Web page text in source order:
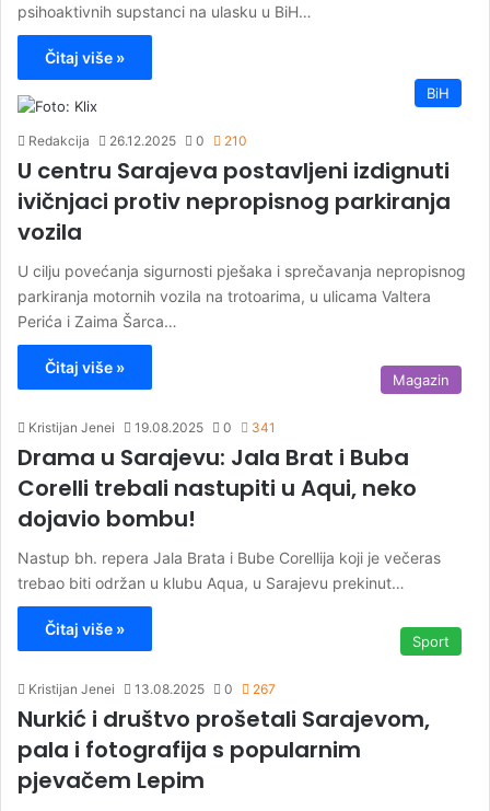
psihoaktivnih supstanci na ulasku u BiH…
Čitaj više »
BiH
Redakcija 26.12.2025 0 210
U centru Sarajeva postavljeni izdignuti
ivičnjaci protiv nepropisnog parkiranja
vozila
U cilju povećanja sigurnosti pješaka i sprečavanja nepropisnog
parkiranja motornih vozila na trotoarima, u ulicama Valtera
Perića i Zaima Šarca…
Čitaj više »
Magazin
Kristijan Jenei 19.08.2025 0 341
Drama u Sarajevu: Jala Brat i Buba
Corelli trebali nastupiti u Aqui, neko
dojavio bombu!
Nastup bh. repera Jala Brata i Bube Corellija koji je večeras
trebao biti održan u klubu Aqua, u Sarajevu prekinut…
Čitaj više »
Sport
Kristijan Jenei 13.08.2025 0 267
Nurkić i društvo prošetali Sarajevom,
pala i fotografija s popularnim
pjevačem Lepim